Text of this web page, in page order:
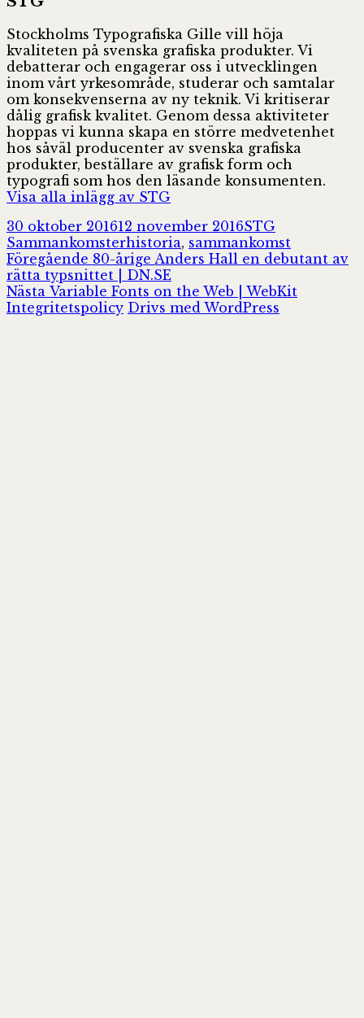
Stockholms Typografiska Gille vill höja
kvaliteten på svenska grafiska produkter. Vi
debatterar och engagerar oss i utvecklingen
inom vårt yrkesområde, studerar och samtalar
om konsekvenserna av ny teknik. Vi kritiserar
dålig grafisk kvalitet. Genom dessa aktiviteter
hoppas vi kunna skapa en större medvetenhet
hos såväl producenter av svenska grafiska
produkter, beställare av grafisk form och
typografi som hos den läsande konsumenten.
Visa alla inlägg av STG
Postat
30 oktober 201612 november 2016Författare
STGKategorier
SammankomsterTaggar
historia, sammankomst
Inläggsnavigering
Föregående Föregående
inlägg:
80-årige Anders Hall en debutant av
rätta typsnittet | DN.SE
Nästa Nästa
inlägg:
Variable Fonts on the Web | WebKit
Integritetspolicy Drivs med WordPress